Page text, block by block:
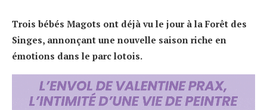
Trois bébés Magots ont déjà vu le jour à la Forêt des
Singes, annonçant une nouvelle saison riche en
émotions dans le parc lotois.